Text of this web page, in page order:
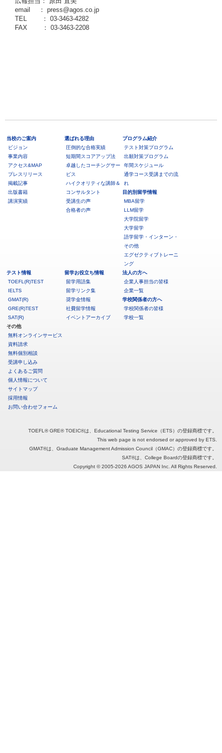
email ： press@agos.co.jp
TEL ： 03-3463-4282
FAX ： 03-3463-2208
当校のご案内
ビジョン
事業内容
アクセス&MAP
プレスリリース
掲載記事
出版書籍
講演実績
選ばれる理由
圧倒的な合格実績
短期間スコアアップ法
卓越したコーチングサー
ビス
ハイクオリティな講師＆
コンサルタント
受講生の声
合格者の声
プログラム紹介
テスト対策プログラム
出願対策プログラム
年間スケジュール
通学コース受講までの流
れ
目的別留学情報
MBA留学
LLM留学
大学院留学
大学留学
語学留学・インターン・
その他
エグゼクティブトレーニ
ング
テスト情報
TOEFL(R)TEST
IELTS
GMAT(R)
GRE(R)TEST
SAT(R)
留学お役立ち情報
留学用語集
留学リンク集
奨学金情報
社費留学情報
イベントアーカイブ
法人の方へ
企業人事担当の皆様
企業一覧
学校関係者の方へ
学校関係者の皆様
学校一覧
その他
無料オンラインサービス
資料請求
無料個別相談
受講申し込み
よくあるご質問
個人情報について
サイトマップ
採用情報
お問い合わせフォーム
TOEFL® GRE® TOEIC®は、Educational Testing Service（ETS）の登録商標です。
This web page is not endorsed or approved by ETS.
GMAT®は、Graduate Management Admission Council（GMAC）の登録商標です。
SAT®は、College Boardの登録商標です。
Copyright © 2005-2026 AGOS JAPAN Inc. All Rights Reserved.